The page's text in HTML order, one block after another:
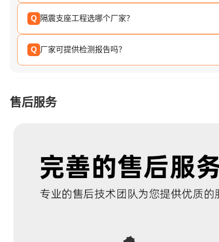
Q 隔震支座工程选哪个厂家？
Q 厂家可提供检测报告吗？
售后服务